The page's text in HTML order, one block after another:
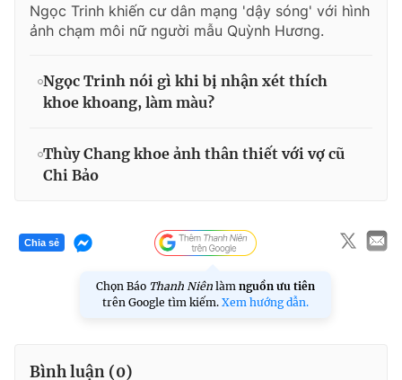
Ngọc Trinh khiến cư dân mạng 'dậy sóng' với hình
ảnh chạm môi nữ người mẫu Quỳnh Hương.
Ngọc Trinh nói gì khi bị nhận xét thích
khoe khoang, làm màu?
Thùy Chang khoe ảnh thân thiết với vợ cũ
Chi Bảo
Chia sẻ
Chọn Báo Thanh Niên làm nguồn ưu tiên
trên Google tìm kiếm. Xem hướng dẫn.
Bình luận (0)